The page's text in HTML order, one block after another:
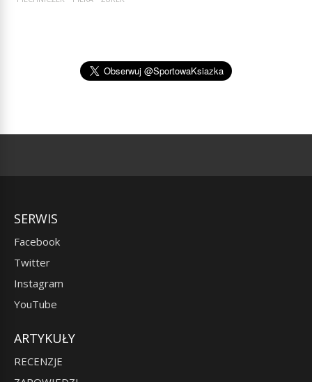
SERWIS
Facebook
Twitter
Instagram
YouTube
ARTYKUŁY
RECENZJE